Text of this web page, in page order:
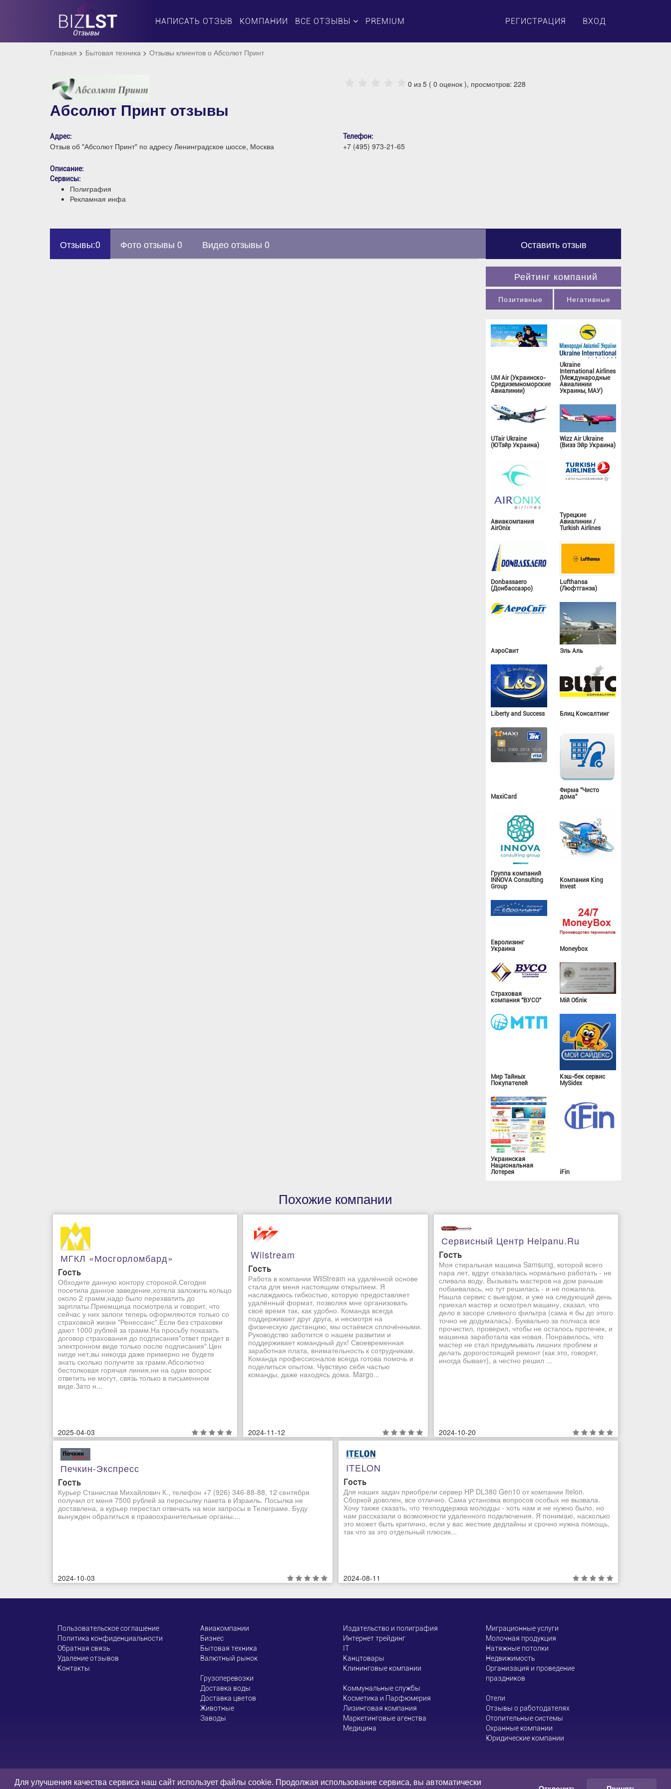
Для улучшения качества сервиса наш сайт использует файлы cookie. Продолжая использование сервиса, вы автоматически
НАПИСАТЬ ОТЗЫВ КОМПАНИИ ВСЕ ОТЗЫВЫ PREMIUM РЕГИСТРАЦИЯ ВХОД
Главная Бытовая техника Отзывы клиентов о Абсолют Принт
Абсолют Принт отзывы
0 из 5 ( 0 оценок ), просмотров: 228
Адрес:
Отзыв об "Абсолют Принт" по адресу Ленинградское шоссе, Москва
Телефон:
+7 (495) 973-21-65
Описание:
Сервисы:
Полиграфия
Рекламная инфа
Отзывы:0 Фото отзывы 0 Видео отзывы 0 Оставить отзыв
Рейтинг компаний
Позитивные Негативные
UM Air (Украинско-
Средиземноморские
Авиалинии)
Ukraine
International Airlines
(Международные
Авиалинии
Украины, МАУ)
UTair Ukraine
(ЮТэйр Украина)
Wizz Air Ukraine
(Визз Эйр Украина)
Авиакомпания
AirOnix
Турецкие
Авиалинии /
Turkish Airlines
Donbassaero
(Донбассаэро)
Lufthansa
(Люфтганза)
АэроСвит Эль Аль
Liberty and Success Блиц Консалтинг
MaxiCard
Фирма "Чисто
дома"
Группа компаний
INNOVA Consulting
Group
Компания King
Invest
Евролизинг
Украина
Moneybox
Страховая
компания "ВУСО"
Мій Облік
Мир Тайных
Покупателей
Кэш-бек сервис
MySidex
Украинская
Национальная
Лотерея
iFin
Похожие компании
МГКЛ «Мосгорломбард»
Гость
Обходите данную контору стороной.Сегодня
посетила данное заведение,хотела заложить кольцо
около 2 грамм,надо было перехватить до
зарплаты.Приемщица посмотрела и говорит, что
сейчас у них залоги теперь оформляются только со
страховкой жизни "Ренессанс".Если без страховки
дают 1000 рублей за грамм.На просьбу показать
договор страхования до подписания"ответ придет в
электронном виде только после подписания".Цен
нигде нет,вы никогда даже примерно не будете
знать сколько получите за грамм.Абсолютно
бестолковая горячая линия,ни на один вопрос
ответить не могут, связь только в письменном
виде.Зато н...
2025-04-03
Wilstream
Гость
Работа в компании WilStream на удалённой основе
стала для меня настоящим открытием. Я
наслаждаюсь гибкостью, которую предоставляет
удалённый формат, позволяя мне организовать
своё время так, как удобно. Команда всегда
поддерживает друг друга, и несмотря на
физическую дистанцию, мы остаёмся сплочёнными.
Руководство заботится о нашем развитии и
поддерживает командный дух! Своевременная
заработная плата, внимательность к сотрудникам.
Команда профессионалов всегда готова помочь и
поделиться опытом. Чувствую себя частью
команды, даже находясь дома. Margo...
2024-11-12
Сервисный Центр Helpanu.ru
Гость
Моя стиральная машина Samsung, которой всего
пара лет, вдруг отказалась нормально работать - не
сливала воду. Вызывать мастеров на дом раньше
побаивалась, но тут решилась - и не пожалела.
Нашла сервис с выездом, и уже на следующий день
приехал мастер и осмотрел машину, сказал, что
дело в засоре сливного фильтра (сама я бы до этого
точно не додумалась). Буквально за полчаса все
прочистил, проверил, чтобы не осталось протечек, и
машинка заработала как новая. Понравилось, что
мастер не стал придумывать лишних проблем и
делать дорогостоящий ремонт (как это, говорят,
иногда бывает), а честно решил ...
2024-10-20
Печкин-Экспресс
Гость
Курьер Станислав Михайлович К., телефон +7 (926) 346-88-88, 12 сентября
получил от меня 7500 рублей за пересылку пакета в Израиль. Посылка не
доставлена, а курьер перестал отвечать на мои запросы в Телеграме. Буду
вынужден обратиться в правоохранительные органы....
2024-10-03
ITELON
Гость
Для наших задач приобрели сервер HP DL380 Gen10 от компании Itelon.
Сборкой доволен, все отлично. Сама установка вопросов особых не вызвала.
Хочу также сказать, что техподдержка молодцы - хоть нам и не нужно было, но
нам рассказали о возможности удаленного подключения. Я понимаю, насколько
это может быть критично, если у вас жесткие дедлайны и срочно нужна помощь,
так что за это отдельный плюсик...
2024-08-11
Пользовательское соглашение
Политика конфиденциальности
Обратная связь
Удаление отзывов
Контакты
Авиакомпании
Бизнес
Бытовая техника
Валютный рынок
Грузоперевозки
Доставка воды
Доставка цветов
Животные
Заводы
Издательство и полиграфия
Интернет трейдинг
ІТ
Канцтовары
Клининговые компании
Коммунальные службы
Косметика и Парфюмерия
Лизинговая компания
Маркетинговые агенства
Медицина
Миграционные услуги
Молочная продукция
Натяжные потолки
Недвижимость
Организация и проведение
праздников
Отели
Отзывы о работодателях
Отопительные системы
Охранные компании
Юридические компании